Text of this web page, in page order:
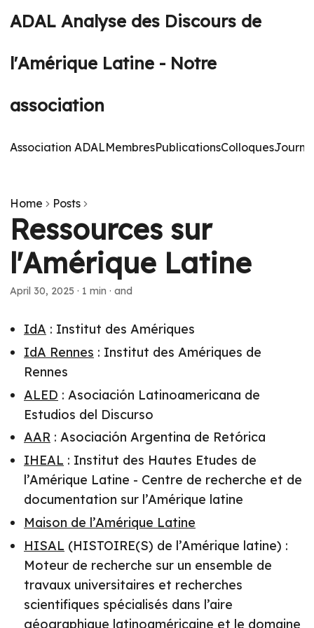
ADAL Analyse des Discours de
l'Amérique Latine - Notre
association
Association ADALMembresPublicationsColloques
Home Posts
Ressources sur
l'Amérique Latine
April 30, 2025 · 1 min · and
IdA : Institut des Amériques
IdA Rennes : Institut des Amériques de
Rennes
ALED : Asociación Latinoamericana de
Estudios del Discurso
AAR : Asociación Argentina de Retórica
IHEAL : Institut des Hautes Etudes de
l’Amérique Latine - Centre de recherche et de
documentation sur l’Amérique latine
Maison de l’Amérique Latine
HISAL (HISTOIRE(S) de l’Amérique latine) :
Moteur de recherche sur un ensemble de
travaux universitaires et recherches
scientifiques spécialisés dans l’aire
géographique latinoaméricaine et le domaine